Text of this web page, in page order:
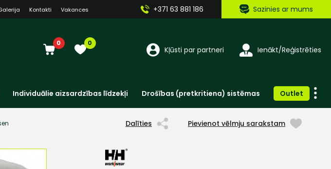
Kontakti Vakances +371 63 881 186 Sazinies ar mums
0 0
Kļūsti par partneri Ienākt/Reģistrēties
Individuālie aizsardzības līdzekļi Drošības (pretkritiena) sistēmas Outlet
Dalīties Pievienot vēlmju sarakstam